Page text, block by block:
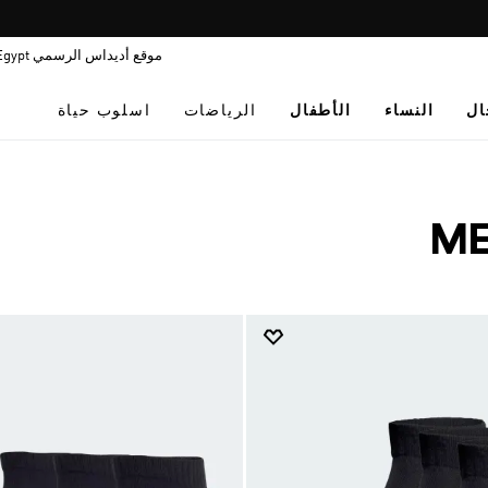
promotion
موقع أديداس الرسمي Egypt
النساء الأطفال الرياضات اسلوب حياة